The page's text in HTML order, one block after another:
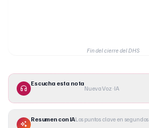
Fin del cierre del DHS
Escucha esta nota
Nueva Voz · IA
Resumen con IALos puntos clave en segundos